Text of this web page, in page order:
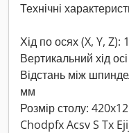
Технічні
Хід по осях (X, Y,
Вертикальний хід
Відстань між
мм
Розмір столу:
Chodpfx Acsv S Tx